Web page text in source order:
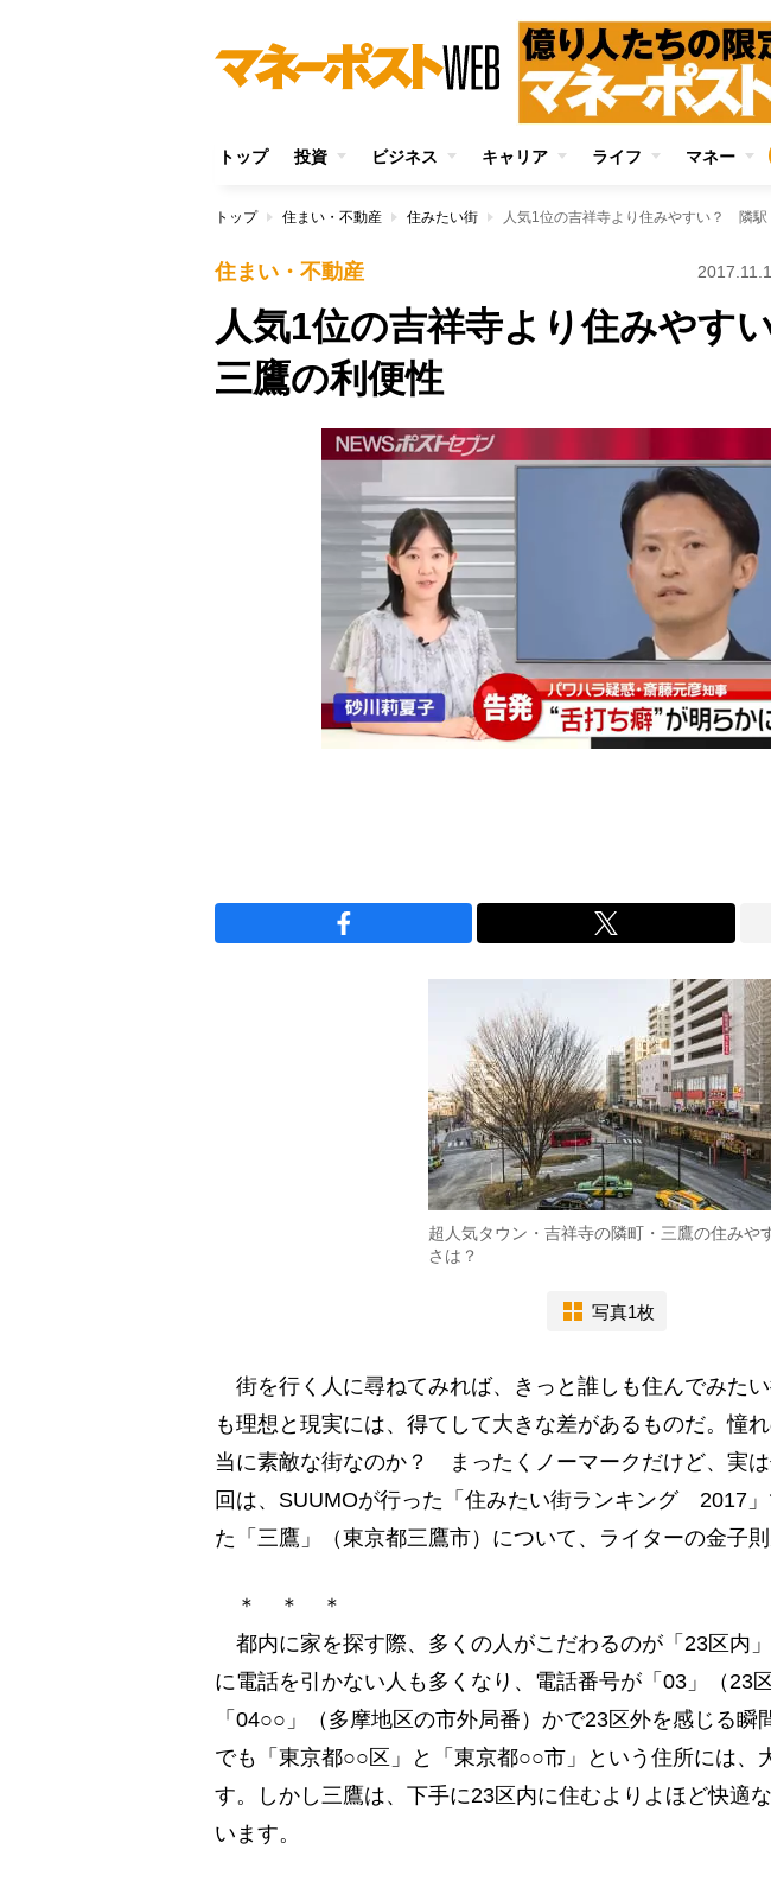
トップ 投資 ビジネス キャリア ライフ マネー
トップ 住まい・不動産 住みたい街 人気1位の吉祥寺より住みやすい？ 隣駅
住まい・不動産
人気1位の吉祥寺より住みやす
三鷹の利便性
超人気タウン・吉祥寺の隣町・三鷹の住みや
さは？
写真1枚
街を行く人に尋ねてみれば、きっと誰しも住んでみた
も理想と現実には、得てして大きな差があるものだ。憧
当に素敵な街なのか？ まったくノーマークだけど、実
回は、SUUMOが行った「住みたい街ランキング 2017
た「三鷹」（東京都三鷹市）について、ライターの金子則
＊ ＊ ＊
都内に家を探す際、多くの人がこだわるのが「23区内
に電話を引かない人も多くなり、電話番号が「03」（23
「04○○」（多摩地区の市外局番）かで23区外を感じる瞬
でも「東京都○○区」と「東京都○○市」という住所には、
す。しかし三鷹は、下手に23区内に住むよりよほど快適
います。